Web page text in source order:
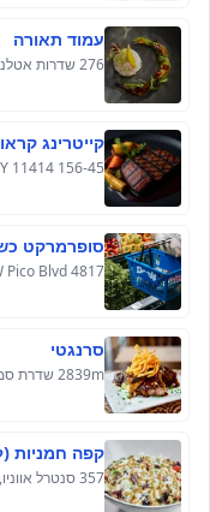
עמוד תאורה
276 שדרות אטלנטיק סיטי, פיין ביץ', ניו ג'רזי 08741, ארה"ב
קייטרינג
156-45 84th St, Jamaica, NY 11414, ארה"ב
סופרמרקט
4817 W Pico Blvd, לוס אנג'לס, קליפורניה 90019, ארה"ב
סרנגטי
2839m שדרת סמית', בולטימור, מרילנד 21209, ארה"ב
קפה חמניות
357 סנטרל אווניו, לורנס, ניו יורק